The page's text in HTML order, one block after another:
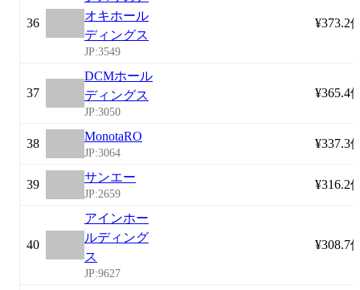
36
オキホール
ディングス
JP:3549
¥373.2
37
DCMホール
ディングス
JP:3050
¥365.4
38
MonotaRO
JP:3064
¥337.3
39
サンエー
JP:2659
¥316.2
40
アインホー
ルディング
ス
JP:9627
¥308.7